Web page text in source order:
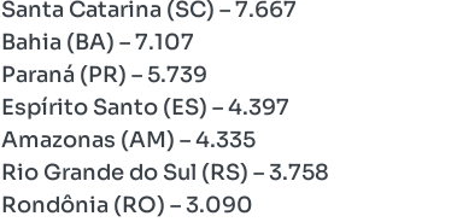
Santa Catarina (SC) – 7.667
Bahia (BA) – 7.107
Paraná (PR) – 5.739
Espírito Santo (ES) – 4.397
Amazonas (AM) – 4.335
Rio Grande do Sul (RS) – 3.758
Rondônia (RO) – 3.090